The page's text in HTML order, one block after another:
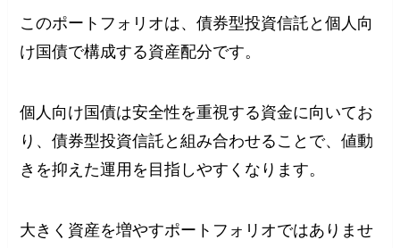
このポートフォリオは、債券型投資信託と個人向
け国債で構成する資産配分です。
個人向け国債は安全性を重視する資金に向いてお
り、債券型投資信託と組み合わせることで、値動
きを抑えた運用を目指しやすくなります。
大きく資産を増やすポートフォリオではありませ